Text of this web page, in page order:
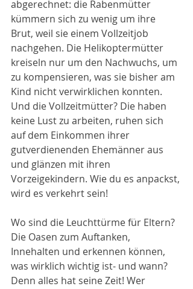
abgerechnet: die Rabenmütter
kümmern sich zu wenig um ihre
Brut, weil sie einem Vollzeitjob
nachgehen. Die Helikoptermütter
kreiseln nur um den Nachwuchs, um
zu kompensieren, was sie bisher am
Kind nicht verwirklichen konnten.
Und die Vollzeitmütter? Die haben
keine Lust zu arbeiten, ruhen sich
auf dem Einkommen ihrer
gutverdienenden Ehemänner aus
und glänzen mit ihren
Vorzeigekindern. Wie du es anpackst,
wird es verkehrt sein!
Wo sind die Leuchttürme für Eltern?
Die Oasen zum Auftanken,
Innehalten und erkennen können,
was wirklich wichtig ist- und wann?
Denn alles hat seine Zeit! Wer